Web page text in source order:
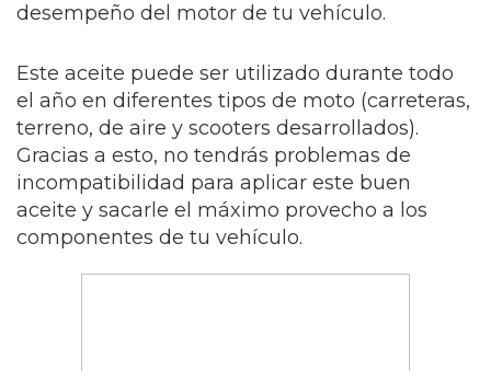
desempeño del motor de tu vehículo.
Este aceite puede ser utilizado durante todo
el año en diferentes tipos de moto (carreteras,
terreno, de aire y scooters desarrollados).
Gracias a esto, no tendrás problemas de
incompatibilidad para aplicar este buen
aceite y sacarle el máximo provecho a los
componentes de tu vehículo.